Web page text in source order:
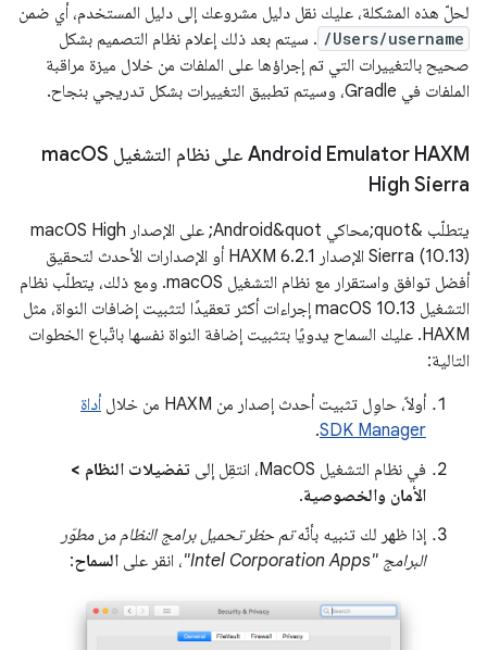
لحلّ هذه المشكلة، عليك نقل دليل مشروعك إلى دليل المستخدم، أي ضمن
/Users/username . سيتم بعد ذلك إعلام نظام التصميم بشكل
صحيح بالتغييرات التي تم إجراؤها على الملفات من خلال ميزة مراقبة
الملفات في Gradle، وسيتم تطبيق التغييرات بشكل تدريجي بنجاح.
‫Android Emulator HAXM على نظام التشغيل mac
OS
High Sierra
يتطلّب &quot;محاكي Android&quot; على الإصدار macOS High
Sierra (10.13) الإصدار HAXM 6.2.1 أو الإصدارات الأحدث لتحقيق
أفضل توافق واستقرار مع نظام التشغيل macOS. ومع ذلك، يتطلّب نظام
التشغيل macOS 10.13 إجراءات أكثر تعقيدًا لتثبيت إضافات النواة، مثل
HAXM. عليك السماح يدويًا بتثبيت إضافة النواة نفسها باتّباع الخطوات
التالية:
أولاً، حاوِل تثبيت أحدث إصدار من HAXM من خلال
أداة
SDK Manager
.
في نظام التشغيل MacOS، انتقِل إلى
تفضيلات النظام >
الأمان والخصوصية.
إذا ظهر لك تنبيه بأنّهتم حظر تحميل برامج النظام من مطوّر
البرامج "Intel Corporation Apps"
، انقر على السماح: